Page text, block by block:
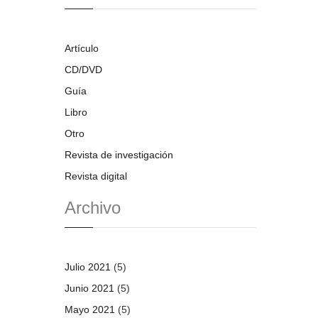
Artículo
CD/DVD
Guía
Libro
Otro
Revista de investigación
Revista digital
Archivo
Julio 2021 (5)
Junio 2021 (5)
Mayo 2021 (5)